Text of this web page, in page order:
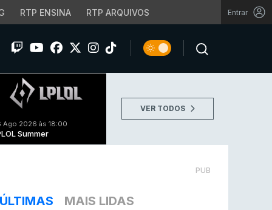
RTP ENSINA RTP ARQUIVOS Entrar
Ago 2026 às 18:00
Summer
VER TODOS
PUB
ÚLTIMAS MAIS LIDAS